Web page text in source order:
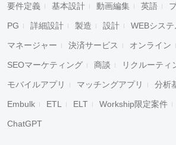
要件定義 基本設計 動画編集 英語
PG 詳細設計 製造 設計 WEBシステ
マネージャー 決済サービス オンライン
SEOマーケティング 商談 リクルーティ
モバイルアプリ マッチングアプリ 分析
Embulk ETL ELT Workship限定案件
ChatGPT